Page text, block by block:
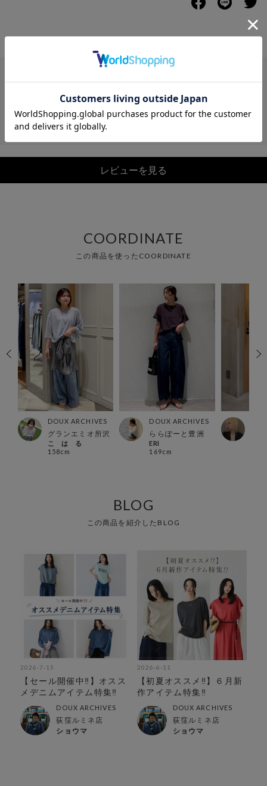
レビュー
レビューを見る
COORDINATE
この商品を使ったCOORDINATE
DOUX ARCHIVES
グランエミオ所沢
こ は る
158cm
DOUX ARCHIVES
ららぽーと豊洲
ERI
169cm
BLOG
この商品を紹介したBLOG
2026-7-15
【セール開催中‼︎】オスス
メデニムアイテム特集‼︎
DOUX ARCHIVES
荻窪ルミネ店
ショウマ
2026-6-11
【初夏オススメ‼︎】６月新
作アイテム特集‼︎
DOUX ARCHIVES
荻窪ルミネ店
ショウマ